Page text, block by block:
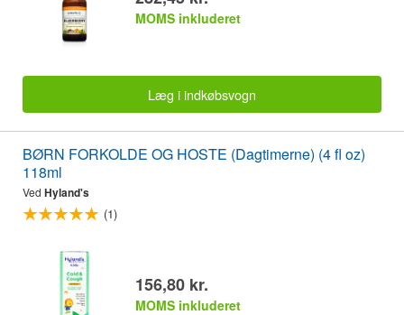
MOMS inkluderet
Læg i indkøbsvogn
BØRN FORKOLDE OG HOSTE (Dagtimerne) (4 fl oz)
118ml
Ved Hyland's
(1)
156,80 kr.
MOMS inkluderet